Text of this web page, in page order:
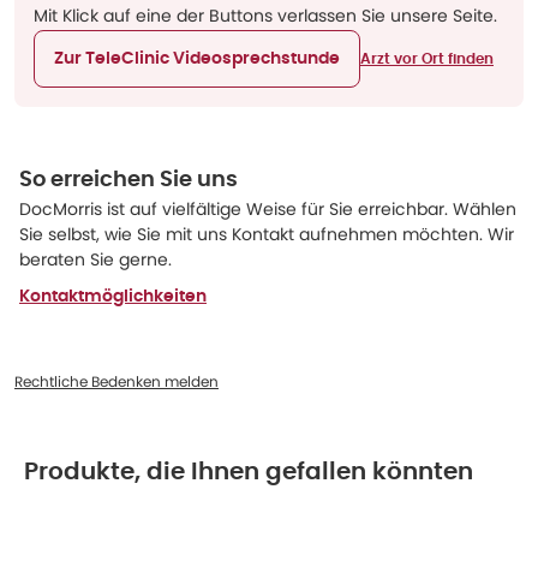
Mit Klick auf eine der Buttons verlassen Sie unsere Seite.
Zur TeleClinic Videosprechstunde Arzt vor Ort finden
So erreichen Sie uns
DocMorris ist auf vielfältige Weise für Sie erreichbar. Wählen
Sie selbst, wie Sie mit uns Kontakt aufnehmen möchten. Wir
beraten Sie gerne.
Kontaktmöglichkeiten
Rechtliche Bedenken melden
Produkte, die Ihnen gefallen könnten